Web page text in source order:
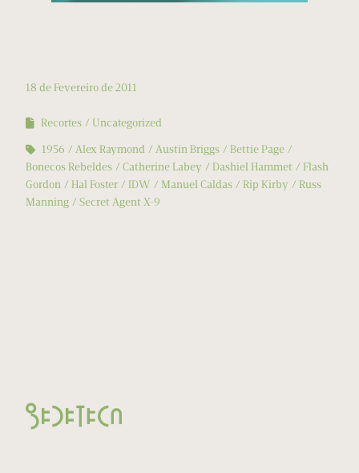
18 de Fevereiro de 2011
Recortes
Uncategorized
1956
Alex Raymond Austin Briggs
Bettie Page
Bonecos Rebeldes
Catherine Labey Dashiel Hammet
Flash
Gordon
Hal Foster IDW Manuel Caldas Rip Kirby
Russ
Manning
Secret Agent X-9